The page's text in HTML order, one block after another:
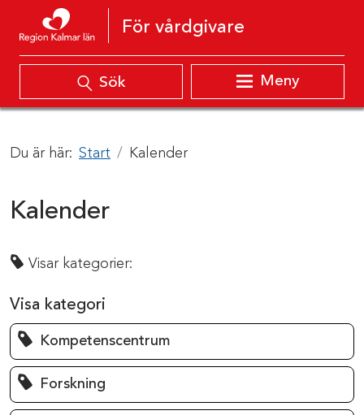
Hoppa till innehåll
För vårdgivare
Sök Meny
Du är här: Start Kalender
Kalender
Visar kategorier:
Visa kategori
Kompetenscentrum
Forskning